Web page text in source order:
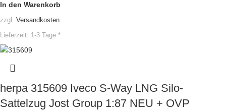
In den Warenkorb
zzgl. Versandkosten
Lieferzeit: 1-3 Tage *
herpa 315609 Iveco S-Way LNG Silo-
Sattelzug Jost Group 1:87 NEU + OVP